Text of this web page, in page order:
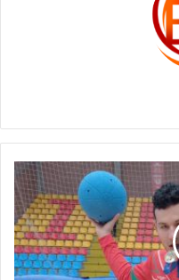
Orgullo
boyacense